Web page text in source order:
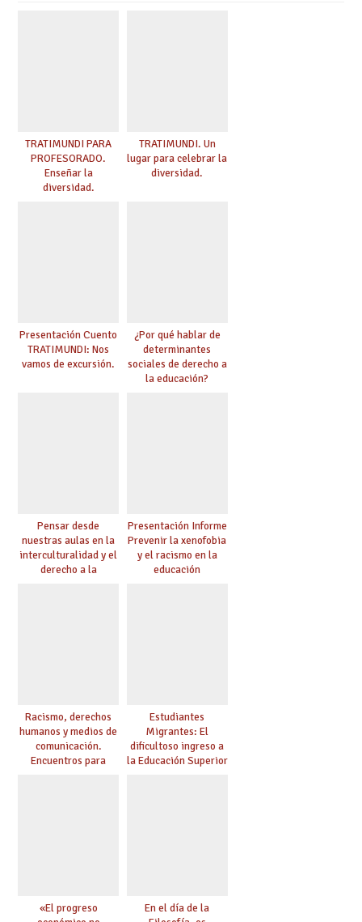
TRATIMUNDI PARA
PROFESORADO.
Enseñar la
diversidad.
TRATIMUNDI. Un
lugar para celebrar la
diversidad.
Presentación Cuento
TRATIMUNDI: Nos
vamos de excursión.
¿Por qué hablar de
determinantes
sociales de derecho a
la educación?
Pensar desde
nuestras aulas en la
interculturalidad y el
derecho a la
Presentación Informe
Prevenir la xenofobia
y el racismo en la
educación
Racismo, derechos
humanos y medios de
comunicación.
Encuentros para
Estudiantes
Migrantes: El
dificultoso ingreso a
la Educación Superior
«El progreso
En el día de la